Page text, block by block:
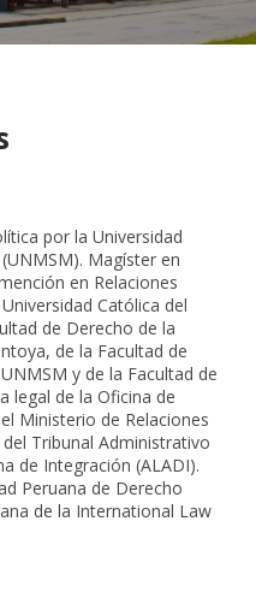
por la Universidad
Magíster en
en Relaciones
Católica del
de Derecho de la
de la Facultad de
y de la Facultad de
legal de la Oficina de
Ministerio de Relaciones
Tribunal Administrativo
de Integración (ALADI).
Peruana de Derecho
de la International Law